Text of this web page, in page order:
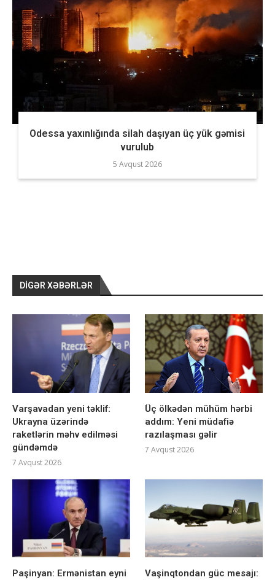
Odessa yaxınlığında silah daşıyan üç yük gəmisi
vurulub
5 Avqust 2026
DIGƏR XƏBƏRLƏR
Varşavadan yeni təklif:
Ukrayna üzərində
raketlərin məhv edilməsi
gündəmdə
7 Avqust 2026
Üç ölkədən mühüm hərbi
addım: Yeni müdafiə
razılaşması gəlir
7 Avqust 2026
Paşinyan: Ermənistan eyni
Vaşinqtondan güc mesajı: